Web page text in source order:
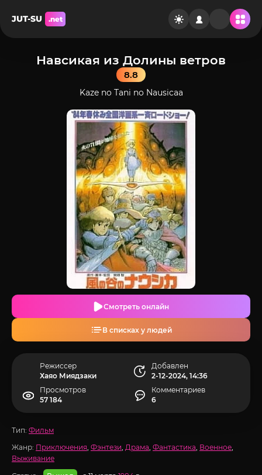
JUT-SU .net
Навсикая из Долины ветров
8.8
Kaze no Tani no Nausicaa
Смотреть онлайн
В списках у людей
Режиссер
Хаяо Миядзаки
Добавлен
2-12-2024, 14:36
Просмотров
57 184
Комментариев
6
Тип: Фильм
Жанр: Приключения, Фэнтези, Драма, Фантастика, Военное,
Выживание